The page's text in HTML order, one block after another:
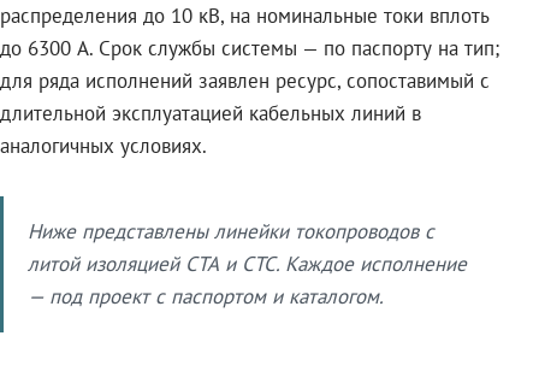
распределения до 10 кВ, на номинальные токи вплоть
до 6300 А. Срок службы системы — по паспорту на тип;
для ряда исполнений заявлен ресурс, сопоставимый с
длительной эксплуатацией кабельных линий в
аналогичных условиях.
Ниже представлены линейки токопроводов с
литой изоляцией СТА и СТС. Каждое исполнение
— под проект с паспортом и каталогом.